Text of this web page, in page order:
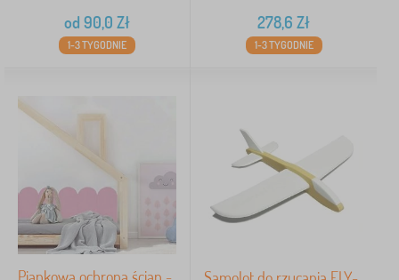
lectus
4
FILTRACJA
od 90,0 Zł
1-3 TYGODNIE
278,6 Zł
1-3 TYGODNIE